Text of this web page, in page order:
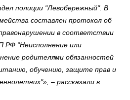
полиции "Левобережный". В
составлен протокол об
в соответствии
РФ “Неисполнение или
родителями обязанностей
обучению, защите прав и
– рассказали в